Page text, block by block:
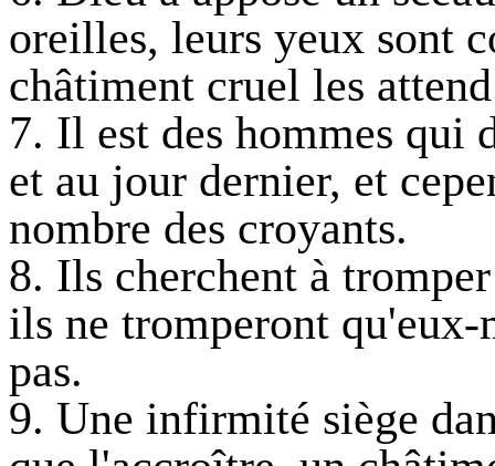
oreilles, leurs yeux sont
châtiment cruel les
7. Il est des hommes qui
et au jour dernier, et
nombre des croyants.
8. Ils cherchent à
ils ne tromperont qu'eux-
pas.
9. Une infirmité siège